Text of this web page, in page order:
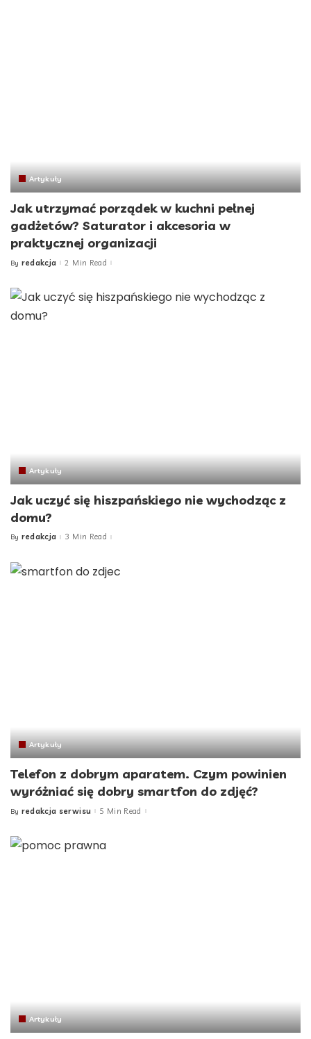
Artykuły
Jak utrzymać porządek w kuchni pełnej
gadżetów? Saturator i akcesoria w
praktycznej organizacji
Posted
By redakcja 2 Min Read
Artykuły
Jak uczyć się hiszpańskiego nie wychodząc z
domu?
Posted
By redakcja 3 Min Read
Artykuły
Telefon z dobrym aparatem. Czym powinien
wyróżniać się dobry smartfon do zdjęć?
Posted
By redakcja serwisu 5 Min Read
Artykuły